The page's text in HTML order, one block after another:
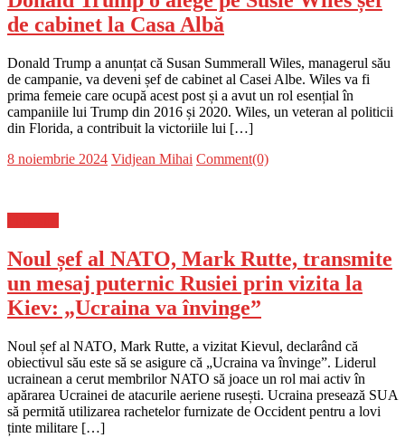
de cabinet la Casa Albă
Donald Trump a anunțat că Susan Summerall Wiles, managerul său
de campanie, va deveni șef de cabinet al Casei Albe. Wiles va fi
prima femeie care ocupă acest post și a avut un rol esențial în
campaniile lui Trump din 2016 și 2020. Wiles, un veteran al politicii
din Florida, a contribuit la victoriile lui […]
Posted
8 noiembrie 2024 Author
Vidjean Mihai Comment(0)
Noul șef al NATO, Mark Rutte, transmite
un mesaj puternic Rusiei prin vizita la
Kiev: „Ucraina va învinge”
Noul șef al NATO, Mark Rutte, a vizitat Kievul, declarând că
obiectivul său este să se asigure că „Ucraina va învinge”. Liderul
ucrainean a cerut membrilor NATO să joace un rol mai activ în
apărarea Ucrainei de atacurile aeriene rusești. Ucraina presează SUA
să permită utilizarea rachetelor furnizate de Occident pentru a lovi
ținte militare […]